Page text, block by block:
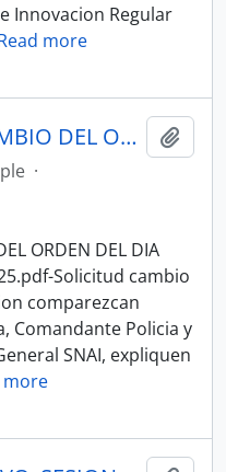
Innovacion Regular
more
002_SOLICITUD DE CAMBIO DEL ORDEN DEL DIA HECTOR RODRIGUEZ_23-06-25SESION DEL PLENO N 013 ASAMBLEA NACIONAL 2025-2027
·
ORDEN DEL DIA
25.pdf-Solicitud cambio
comparezcan
Comandante Policia y
SNAI, expliquen
more